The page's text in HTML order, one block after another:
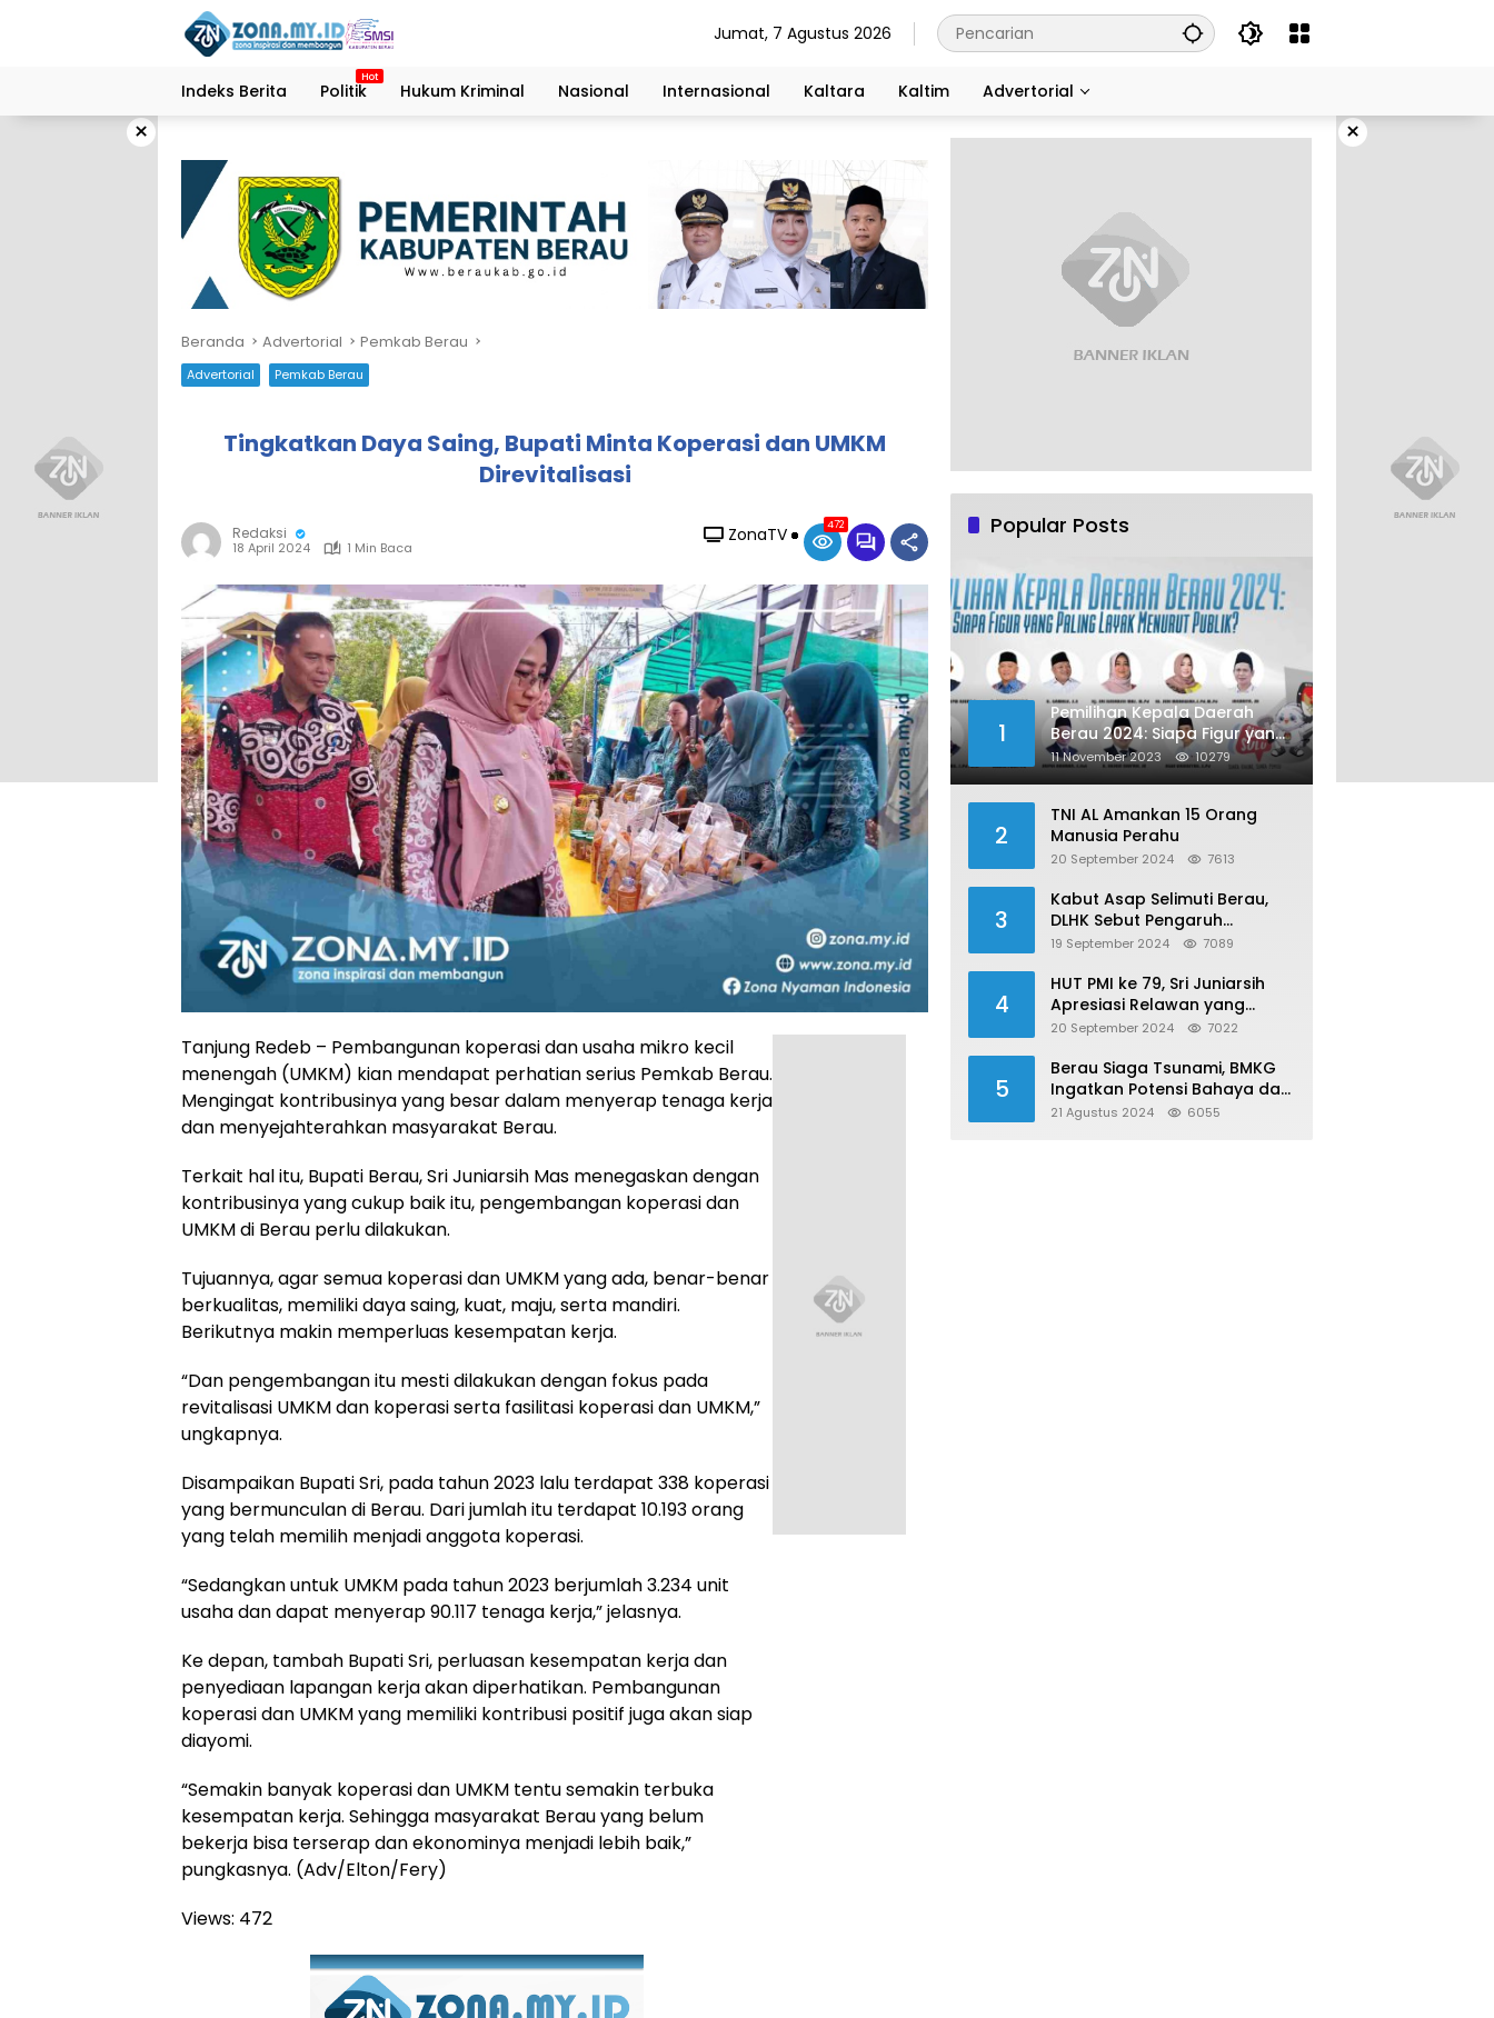
Jumat, 7 Agustus 2026
Indeks Berita Politik Hukum Kriminal Nasional Internasional Kaltara Kaltim Advertorial
× ×
Beranda Advertorial Pemkab Berau
Advertorial Pemkab Berau
Tingkatkan Daya Saing, Bupati Minta Koperasi dan UMKM
Direvitalisasi
Redaksi
18 April 2024 1 Min Baca
ZonaTV 472
Tanjung Redeb – Pembangunan koperasi dan usaha mikro kecil
menengah (UMKM) kian mendapat perhatian serius Pemkab Berau.
Mengingat kontribusinya yang besar dalam menyerap tenaga kerja
dan menyejahterahkan masyarakat Berau.
Terkait hal itu, Bupati Berau, Sri Juniarsih Mas menegaskan dengan
kontribusinya yang cukup baik itu, pengembangan koperasi dan
UMKM di Berau perlu dilakukan.
Tujuannya, agar semua koperasi dan UMKM yang ada, benar-benar
berkualitas, memiliki daya saing, kuat, maju, serta mandiri.
Berikutnya makin memperluas kesempatan kerja.
“Dan pengembangan itu mesti dilakukan dengan fokus pada
revitalisasi UMKM dan koperasi serta fasilitasi koperasi dan UMKM,”
ungkapnya.
Disampaikan Bupati Sri, pada tahun 2023 lalu terdapat 338 koperasi
yang bermunculan di Berau. Dari jumlah itu terdapat 10.193 orang
yang telah memilih menjadi anggota koperasi.
“Sedangkan untuk UMKM pada tahun 2023 berjumlah 3.234 unit
usaha dan dapat menyerap 90.117 tenaga kerja,” jelasnya.
Ke depan, tambah Bupati Sri, perluasan kesempatan kerja dan
penyediaan lapangan kerja akan diperhatikan. Pembangunan
koperasi dan UMKM yang memiliki kontribusi positif juga akan siap
diayomi.
“Semakin banyak koperasi dan UMKM tentu semakin terbuka
kesempatan kerja. Sehingga masyarakat Berau yang belum
bekerja bisa terserap dan ekonominya menjadi lebih baik,”
pungkasnya. (Adv/Elton/Fery)
Views: 472
Popular Posts
1
Pemilihan Kepala Daerah
Berau 2024: Siapa Figur yang
Paling Layak Menurut Publik?
11 November 2023 10279
2
TNI AL Amankan 15 Orang
Manusia Perahu
20 September 2024 7613
3
Kabut Asap Selimuti Berau,
DLHK Sebut Pengaruh
Karhutla
19 September 2024 7089
4
HUT PMI ke 79, Sri Juniarsih
Apresiasi Relawan yang
Konsisten Donor Darah
20 September 2024 7022
5
Berau Siaga Tsunami, BMKG
Ingatkan Potensi Bahaya dari
Megathrust Utara Sulawesi
21 Agustus 2024 6055